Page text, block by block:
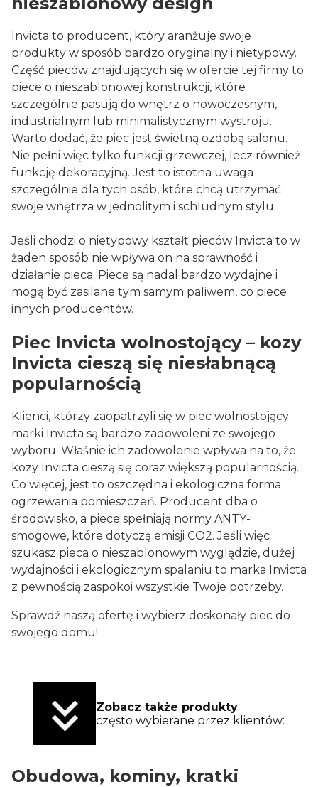
Invicta to producent, który aranżuje swoje
produkty w sposób bardzo oryginalny i nietypowy.
Część pieców znajdujących się w ofercie tej firmy to
piece o nieszablonowej konstrukcji, które
szczególnie pasują do wnętrz o nowoczesnym,
industrialnym lub minimalistycznym wystroju.
Warto dodać, że piec jest świetną ozdobą salonu.
Nie pełni więc tylko funkcji grzewczej, lecz również
funkcję dekoracyjną. Jest to istotna uwaga
szczególnie dla tych osób, które chcą utrzymać
swoje wnętrza w jednolitym i schludnym stylu.
Jeśli chodzi o nietypowy kształt pieców Invicta to w
żaden sposób nie wpływa on na sprawność i
działanie pieca. Piece są nadal bardzo wydajne i
mogą być zasilane tym samym paliwem, co piece
innych producentów.
Piec Invicta wolnostojący – kozy
Invicta cieszą się niesłabnącą
popularnością
Klienci, którzy zaopatrzyli się w piec wolnostojący
marki Invicta są bardzo zadowoleni ze swojego
wyboru. Właśnie ich zadowolenie wpływa na to, że
kozy Invicta cieszą się coraz większą popularnością.
Co więcej, jest to oszczędna i ekologiczna forma
ogrzewania pomieszczeń. Producent dba o
środowisko, a piece spełniają normy ANTY-
smogowe, które dotyczą emisji CO2. Jeśli więc
szukasz pieca o nieszablonowym wyglądzie, dużej
wydajności i ekologicznym spalaniu to marka Invicta
z pewnością zaspokoi wszystkie Twoje potrzeby.
Sprawdź naszą ofertę i wybierz doskonały piec do
swojego domu!
Zobacz także produkty
często wybierane przez klientów:
Obudowa, kominy, kratki